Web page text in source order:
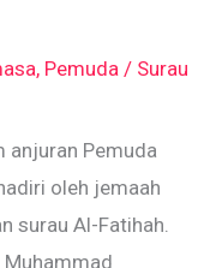
, Pemuda / Surau
anjuran Pemuda
oleh jemaah
surau Al-Fatihah.